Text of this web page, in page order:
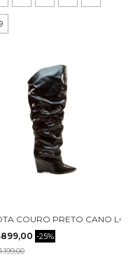
2972003-2
COURO PRETO CANO
-25%